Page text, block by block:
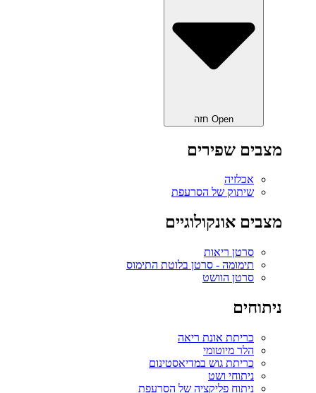
Open חזה
מצבים שפירים
אכלזיה
שיתוק של הסרעפת
מצבים אונקולוגיים
סרטן ריאות
תימומה - סרטן בלוטת התימוס
סרטן הוושט
ניתוחים
כריתת אונת ריאה‎
הלר מיוטומי
כריתת גוש במדיאסטינום
ניתוחי ושט
ניתוח פליקציה של הסרעפת